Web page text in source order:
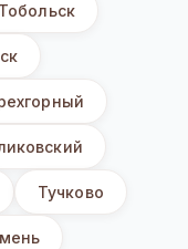
Тобольск
Тучково